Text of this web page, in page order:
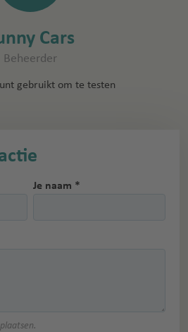
Cars
Beheerder
gebruikt om te testen
Je naam *